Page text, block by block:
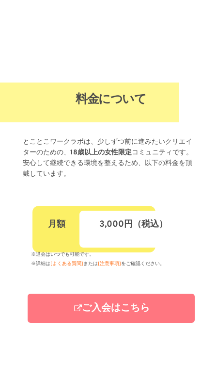
料金について
とことこワークラボは、少しずつ前に進みたいクリエイ
ターのための、 18歳以上の女性限定コミュニティです。
安心して継続できる環境を整えるため、以下の料金を頂
戴しています。
月額 3,000円（税込）
※退会はいつでも可能です。
※詳細は[よくある質問] または[注意事項]をご確認ください。
ご入会はこちら